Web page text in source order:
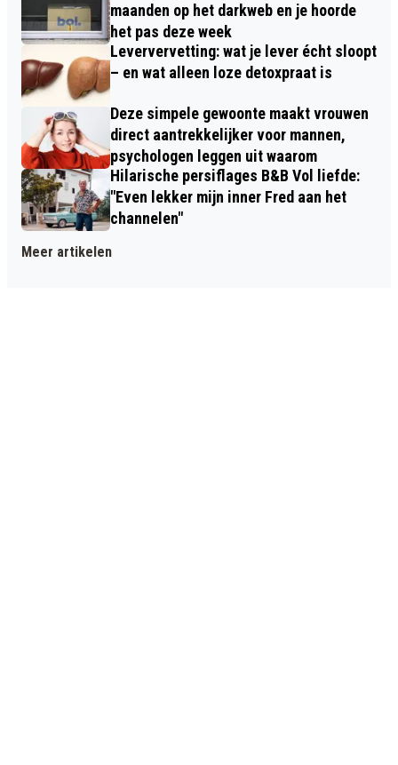
maanden op het darkweb en je hoorde
het pas deze week
Leververvetting: wat je lever écht sloopt
– en wat alleen loze detoxpraat is
Deze simpele gewoonte maakt vrouwen
direct aantrekkelijker voor mannen,
psychologen leggen uit waarom
Hilarische persiflages B&B Vol liefde:
"Even lekker mijn inner Fred aan het
channelen"
Meer artikelen